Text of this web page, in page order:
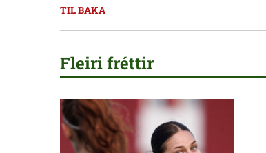
TIL BAKA
Fleiri fréttir